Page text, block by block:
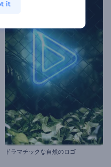
ドラマチックな自然のロゴ
it